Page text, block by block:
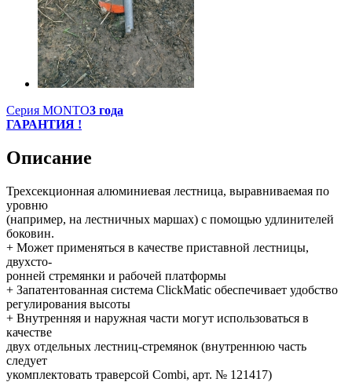
Серия MONTO3 года
ГАРАНТИЯ !
Описание
Трехсекционная алюминиевая лестница, выравниваемая по
уровню
(например, на лестничных маршах) с помощью удлинителей
боковин.
+ Может применяться в качестве приставной лестницы,
двухсто-
ронней стремянки и рабочей платформы
+ Запатентованная система ClickMatic обеспечивает удобство
регулирования высоты
+ Внутренняя и наружная части могут использоваться в
качестве
двух отдельных лестниц-стремянок (внутреннюю часть
следует
укомплектовать траверсой Combi, арт. № 121417)